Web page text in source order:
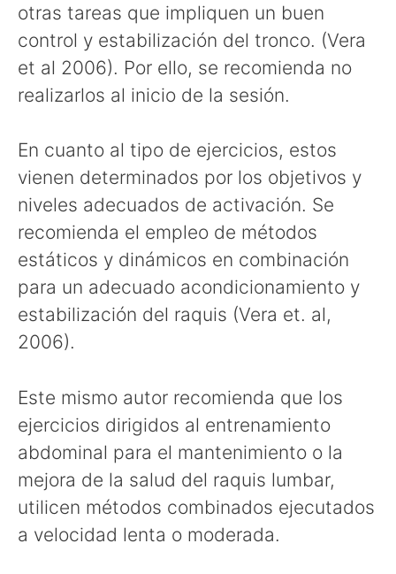
otras tareas que impliquen un buen
control y estabilización del tronco. (Vera
et al 2006). Por ello, se recomienda no
realizarlos al inicio de la sesión.
En cuanto al tipo de ejercicios, estos
vienen determinados por los objetivos y
niveles adecuados de activación. Se
recomienda el empleo de métodos
estáticos y dinámicos en combinación
para un adecuado acondicionamiento y
estabilización del raquis (Vera et. al,
2006).
Este mismo autor recomienda que los
ejercicios dirigidos al entrenamiento
abdominal para el mantenimiento o la
mejora de la salud del raquis lumbar,
utilicen métodos combinados ejecutados
a velocidad lenta o moderada.